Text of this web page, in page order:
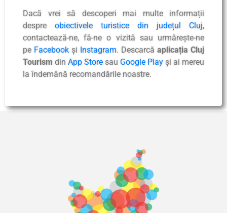
Dacă vrei să descoperi mai multe informații
despre obiectivele turistice din județul Cluj,
contactează-ne, fă-ne o vizită sau urmărește-ne
pe Facebook și Instagram. Descarcă aplicația Cluj
Tourism din App Store sau Google Play și ai mereu
la îndemână recomandările noastre.